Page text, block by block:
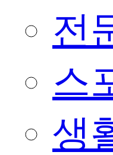
전
스
생